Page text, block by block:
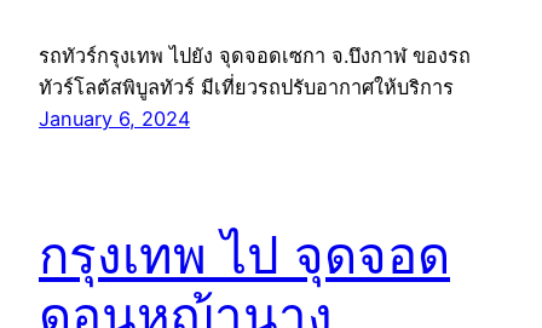
รถทัวร์กรุงเทพ ไปยัง จุดจอดเซกา จ.บึงกาฬ ของรถ
ทัวร์โลตัสพิบูลทัวร์ มีเที่ยวรถปรับอากาศให้บริการ
January 6, 2024
กรุงเทพ ไป จุดจอด
ดอนหญ้านาง